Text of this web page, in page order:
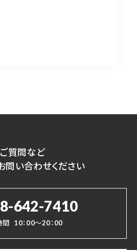
ご質問など
問い合わせください
642-7410
間 10：00～20：00